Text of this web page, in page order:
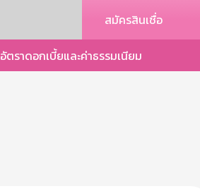
สมัครสินเชื่อ
อัตราดอกเบี้ยและค่าธรรมเนียม